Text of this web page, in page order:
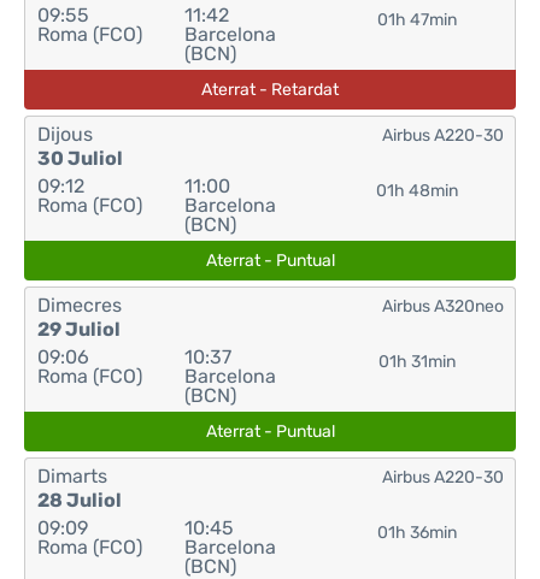
09:55
Roma (FCO)
11:42
Barcelona
(BCN)
01h 47min
Aterrat - Retardat
Dijous
30 Juliol
09:12
Roma (FCO)
11:00
Barcelona
(BCN)
01h 48min
Airbus A220-30
Aterrat - Puntual
Dimecres
29 Juliol
09:06
Roma (FCO)
10:37
Barcelona
(BCN)
01h 31min
Airbus A320neo
Aterrat - Puntual
Dimarts
28 Juliol
09:09
Roma (FCO)
10:45
Barcelona
(BCN)
01h 36min
Airbus A220-30